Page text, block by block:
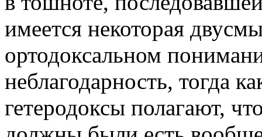
имеется некоторая
ортодоксальном
неблагодарность, тогда
гетеродоксы полагают,